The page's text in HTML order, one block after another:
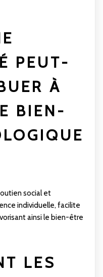
PEUT-
À
BIEN-
social et
individuelle, facilite
ainsi le bien-être
LES